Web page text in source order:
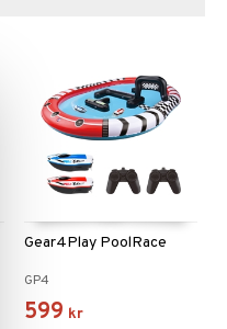
Gear4Play PoolRace
GP4
599 kr